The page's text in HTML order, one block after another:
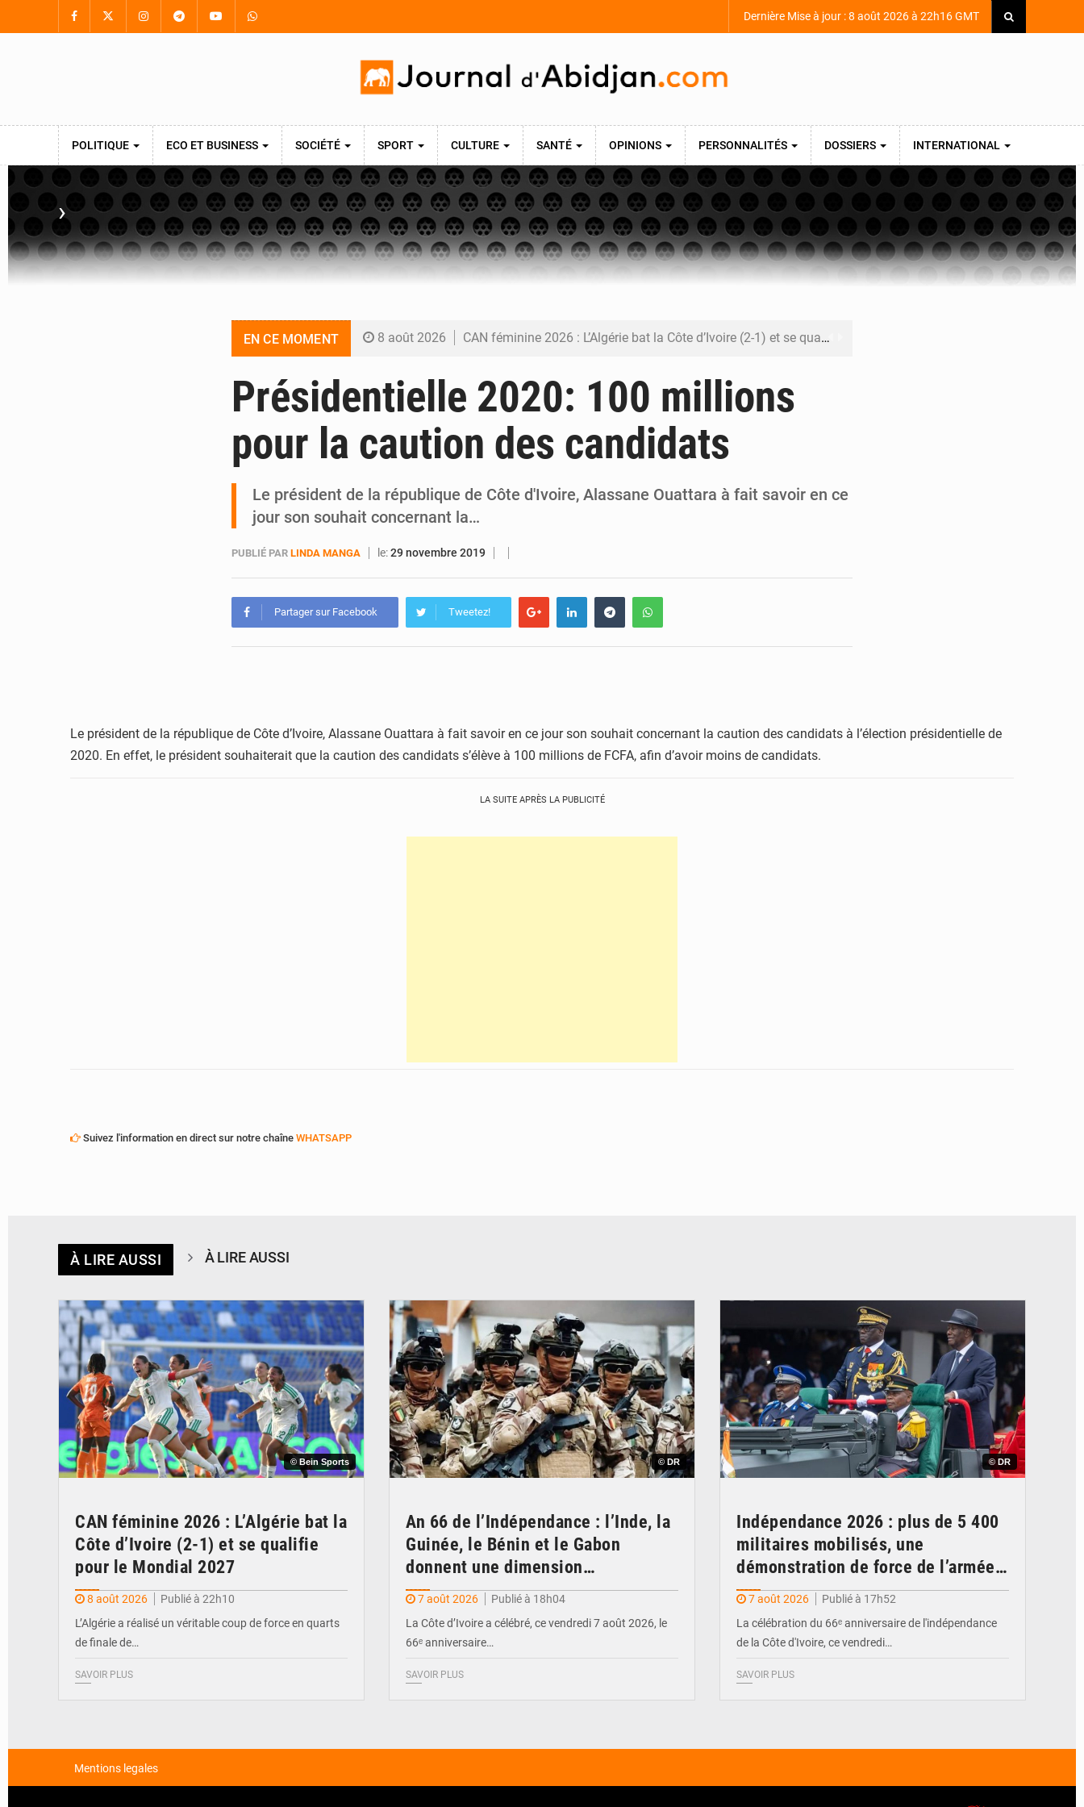
Dernière Mise à jour : 8 août 2026 à 22h16 GMT
POLITIQUE ECO ET BUSINESS SOCIÉTÉ SPORT CULTURE SANTÉ OPINIONS PERSONNALITÉS DOSSIERS INTERNATIONAL
›
EN CE MOMENT 8 août 2026 CAN féminine 2026 : L’Algérie bat la Côte d’Ivoire (2-1) et se qualifie pour le Mondial 2027
7 août 2026 Indépendance 2026 : plus de 5 400 militaires mobilisés, une démonstration de force de l’armée ivoirienne à Yopougon
7 août 2026 Indépendance 2026 : Alassane Ouattara annonce une réforme électorale et gracie 2 064 détenus
Présidentielle 2020: 100 millions
pour la caution des candidats
Le président de la république de Côte d'Ivoire, Alassane Ouattara à fait savoir en ce
jour son souhait concernant la…
PUBLIÉ PAR LINDA MANGA le:29 novembre 2019
Partager sur Facebook Tweetez!
Le président de la république de Côte d’Ivoire, Alassane Ouattara à fait savoir en ce jour son souhait concernant la caution des candidats à l’élection présidentielle de
2020. En effet, le président souhaiterait que la caution des candidats s’élève à 100 millions de FCFA, afin d’avoir moins de candidats.
LA SUITE APRÈS LA PUBLICITÉ
Suivez l'information en direct sur notre chaîne WHATSAPP
À LIRE AUSSI À LIRE AUSSI
© Bein Sports
CAN féminine 2026 : L’Algérie bat la
Côte d’Ivoire (2-1) et se qualifie
pour le Mondial 2027
8 août 2026
Publié à 22h10
L’Algérie a réalisé un véritable coup de force en quarts
de finale de…
SAVOIR PLUS
© DR
An 66 de l’Indépendance : l’Inde, la
Guinée, le Bénin et le Gabon
donnent une dimension
internationale au défilé de
7 août 2026
Publié à 18h04
La Côte d’Ivoire a célébré, ce vendredi 7 août 2026, le
66ᵉ anniversaire…
SAVOIR PLUS
© DR
Indépendance 2026 : plus de 5 400
militaires mobilisés, une
démonstration de force de l’armée
ivoirienne à Yopougon
7 août 2026
Publié à 17h52
La célébration du 66ᵉ anniversaire de l'indépendance
de la Côte d'Ivoire, ce vendredi…
SAVOIR PLUS
Mentions legales